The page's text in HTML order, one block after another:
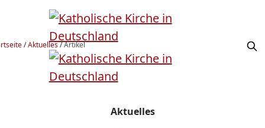
/Aktuelles/Artikel
Aktuelles